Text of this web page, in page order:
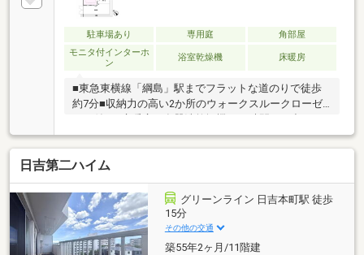
駐車場あり 専用庭
角部屋
モニタ付インターホ
ン
浴室乾燥機 床暖房
■東急東横線「綱島」駅までフラットな道のりで徒歩
約7分■収納力の高い2か所のウォークスルークローゼ
ット付き■床暖房や食器洗乾燥機、24時間ごみ出し可
能など充実の設備■子供が遊べる約20.37m2の広々とし
た専用庭■大切なペットと暮らせるマンションです
（細則あり）■2026年5月クロス張替・室内クリーニン
グ実施済み■明和地所（株）が提供する住宅設備保証
サービス「クリオサポート15」付き住戸 ・引き渡し
後の長期住宅設備保証付き ・明和地所が認定する認
定保証中古制度適用住戸ご内見や詳細等、お気軽にお
問い合わせください！
日吉第二ハイム
グリーンライン 日吉本町駅 徒歩
15分
その他の交通
築55年2ヶ月/11階建